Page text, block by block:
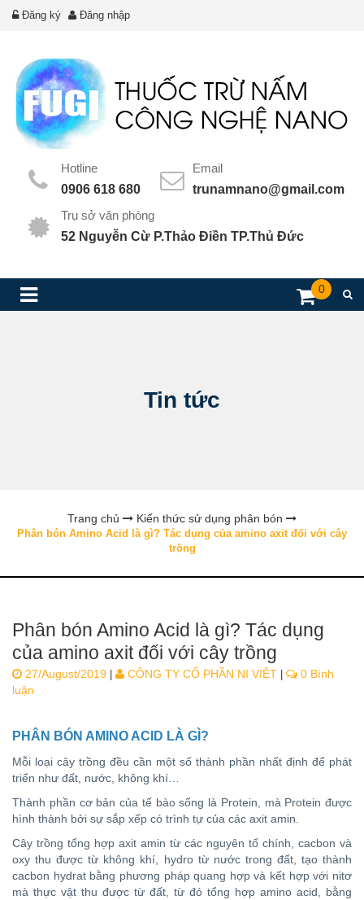
Đăng ký Đăng nhập
Hotline
0906 618 680
Email
trunamnano@gmail.com
Trụ sở văn phòng
52 Nguyễn Cừ P.Thảo Điền TP.Thủ Đức
0
Tin tức
Trang chủ Kiến thức sử dụng phân bón
Phân bón Amino Acid là gì? Tác dụng của amino axit đối với cây
trồng
Phân bón Amino Acid là gì? Tác dụng
của amino axit đối với cây trồng
27/August/2019 | CÔNG TY CỔ PHẦN NI VIỆT |
0 Bình
luận
PHÂN BÓN AMINO ACID LÀ GÌ?
Mỗi loại cây trồng đều cần một số thành phần nhất định để phát
triển như đất, nước, không khí…
Thành phần cơ bản của tế bào sống là Protein, mà Protein được
hình thành bởi sự sắp xếp có trình tự của các axit amin.
Cây trồng tổng hợp axit amin từ các nguyên tố chính, cacbon và
oxy thu được từ không khí, hydro từ nước trong đất, tạo thành
cacbon hydrat bằng phương pháp quang hợp và kết hợp với nitơ
mà thực vật thu được từ đất, từ đó tổng hợp amino acid, bằng